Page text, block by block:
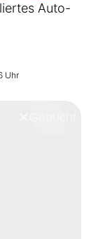
Auto-
Uhr